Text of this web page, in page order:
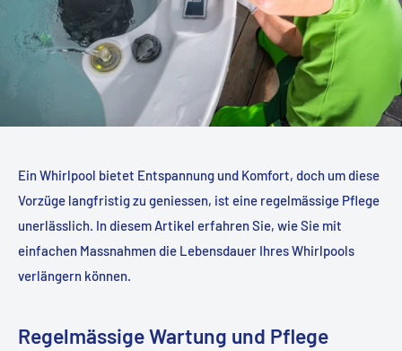
Ein Whirlpool bietet Entspannung und Komfort, doch um diese
Vorzüge langfristig zu geniessen, ist eine regelmässige Pflege
unerlässlich. In diesem Artikel erfahren Sie, wie Sie mit
einfachen Massnahmen die Lebensdauer Ihres Whirlpools
verlängern können.
Regelmässige Wartung und Pflege